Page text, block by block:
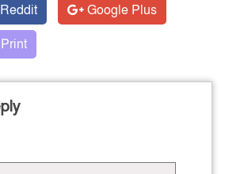
Reddit
Google Plus
Print